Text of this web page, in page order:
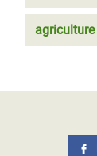
agriculture